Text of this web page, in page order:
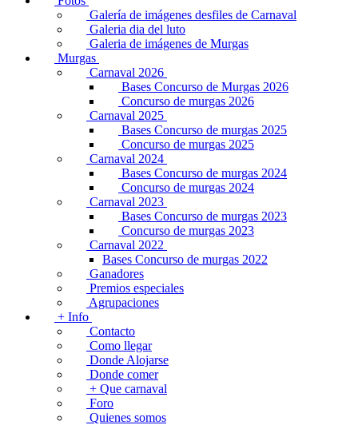
Galería de imágenes desfiles de Carnaval
Galeria dia del luto
Galeria de imágenes de Murgas
Murgas
Carnaval 2026
Bases Concurso de Murgas 2026
Concurso de murgas 2026
Carnaval 2025
Bases Concurso de murgas 2025
Concurso de murgas 2025
Carnaval 2024
Bases Concurso de murgas 2024
Concurso de murgas 2024
Carnaval 2023
Bases Concurso de murgas 2023
Concurso de murgas 2023
Carnaval 2022
Bases Concurso de murgas 2022
Ganadores
Premios especiales
Agrupaciones
+ Info
Contacto
Como llegar
Donde Alojarse
Donde comer
+ Que carnaval
Foro
Quienes somos